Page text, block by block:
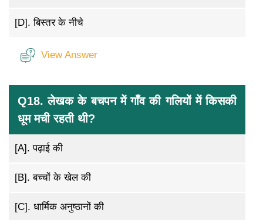
[D].बिस्तर के नीचे
View Answer
Q18. लेखक के बचपन में गाँव की गलियों में किसकी
धूम मची रहती थी?
[A].पढ़ाई की
[B].बच्चों के खेल की
[C]. धार्मिक अनुष्ठानों की